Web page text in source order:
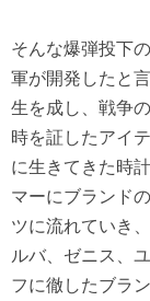
そんな爆弾投下
軍が開発したと
生を成し、戦争
時を証したアイ
に生きてきた時
マーにブランド
ツに流れていき
ルバ、ゼニス、
フに徹したブラ